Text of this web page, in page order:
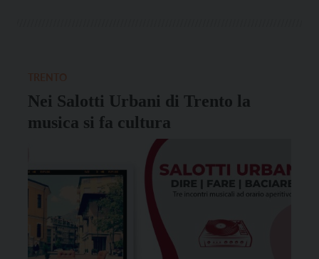
Nei Salotti Urbani di Trento la
musica si fa cultura